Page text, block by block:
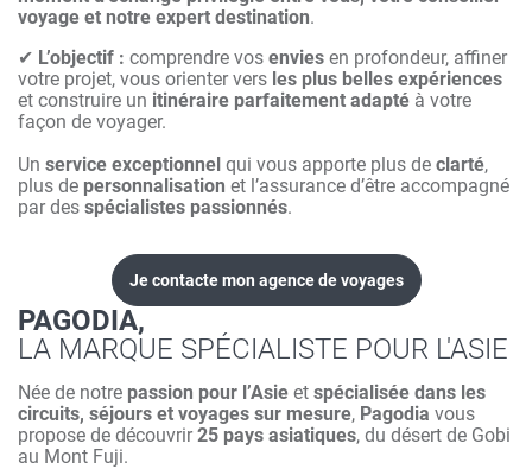
voyage et notre expert destination.
✔ L’objectif : comprendre vos envies en profondeur, affiner
votre projet, vous orienter vers les plus belles expériences
et construire un itinéraire parfaitement adapté à votre
façon de voyager.
Un service exceptionnel qui vous apporte plus de clarté,
plus de personnalisation et l’assurance d’être accompagné
par des spécialistes passionnés.
Je contacte mon agence de voyages
PAGODIA,
LA MARQUE SPÉCIALISTE POUR L'ASIE
Née de notre passion pour l’Asie et spécialisée dans les
circuits, séjours et voyages sur mesure, Pagodia vous
propose de découvrir25 pays asiatiques, du désert de Gobi
au Mont Fuji.